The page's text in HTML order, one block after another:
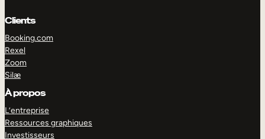
Clients
Booking.com
Rexel
Zoom
Silæ
À propos
L’entreprise
Ressources graphiques
Investisseurs